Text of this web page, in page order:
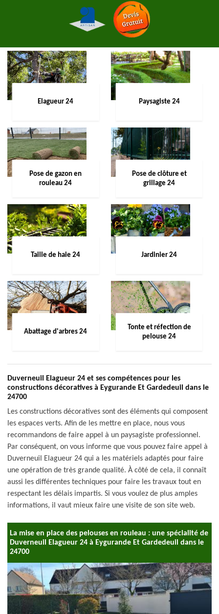
Elagueur 24 Paysagiste 24
Pose de gazon en
rouleau 24
Pose de clôture et
grillage 24
Taille de haie 24 Jardinier 24
Abattage d'arbres 24
Tonte et réfection de
pelouse 24
Duverneuil Elagueur 24 et ses compétences pour les
constructions décoratives à Eygurande Et Gardedeuil dans le
24700
Les constructions décoratives sont des éléments qui composent
les espaces verts. Afin de les mettre en place, nous vous
recommandons de faire appel à un paysagiste professionnel.
Par conséquent, on vous informe que vous pouvez faire appel à
Duverneuil Elagueur 24 qui a les matériels adaptés pour faire
une opération de très grande qualité. À côté de cela, il connaît
aussi les différentes techniques pour faire les travaux tout en
respectant les délais impartis. Si vous voulez de plus amples
informations, il vaut mieux faire une visite de son site web.
La mise en place des pelouses en rouleau : une spécialité de
Duverneuil Elagueur 24 à Eygurande Et Gardedeuil dans le
24700